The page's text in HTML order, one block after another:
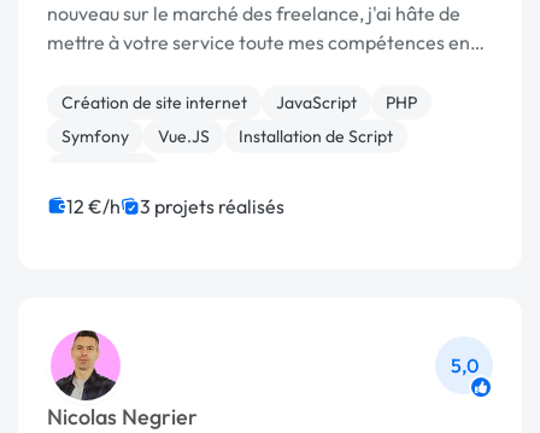
nouveau sur le marché des freelance, j'ai hâte de
mettre à votre service toute mes compétences en
(symfony) ou en développement d'application
mobile...
Création de site internet JavaScript
PHP
Symfony
Vue.JS
Installation de Script
12 €/h 3 projets réalisés
Nicolas Negrier
5,0